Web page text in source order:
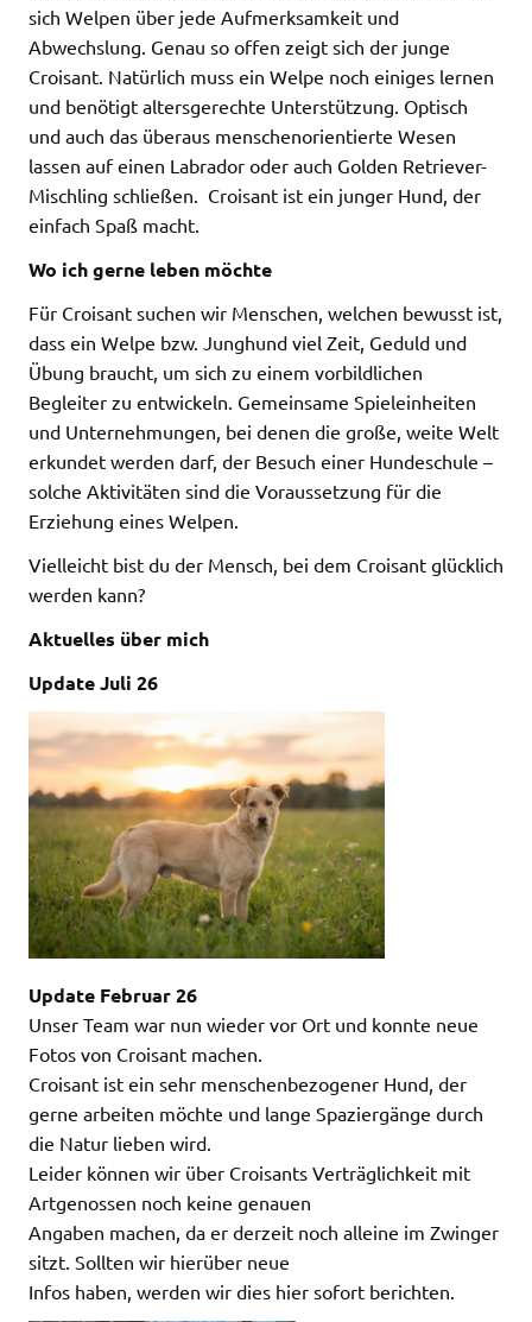
sich Welpen über jede Aufmerksamkeit und
Abwechslung. Genau so offen zeigt sich der junge
Croisant. Natürlich muss ein Welpe noch einiges lernen
und benötigt altersgerechte Unterstützung. Optisch
und auch das überaus menschenorientierte Wesen
lassen auf einen Labrador oder auch Golden Retriever-
Mischling schließen. Croisant ist ein junger Hund, der
einfach Spaß macht.
Wo ich gerne leben möchte
Für Croisant suchen wir Menschen, welchen bewusst ist,
dass ein Welpe bzw. Junghund viel Zeit, Geduld und
Übung braucht, um sich zu einem vorbildlichen
Begleiter zu entwickeln. Gemeinsame Spieleinheiten
und Unternehmungen, bei denen die große, weite Welt
erkundet werden darf, der Besuch einer Hundeschule –
solche Aktivitäten sind die Voraussetzung für die
Erziehung eines Welpen.
Vielleicht bist du der Mensch, bei dem Croisant glücklich
werden kann?
Aktuelles über mich
Update Juli 26
Update Februar 26
Unser Team war nun wieder vor Ort und konnte neue
Fotos von Croisant machen.
Croisant ist ein sehr menschenbezogener Hund, der
gerne arbeiten möchte und lange Spaziergänge durch
die Natur lieben wird.
Leider können wir über Croisants Verträglichkeit mit
Artgenossen noch keine genauen
Angaben machen, da er derzeit noch alleine im Zwinger
sitzt. Sollten wir hierüber neue
Infos haben, werden wir dies hier sofort berichten.